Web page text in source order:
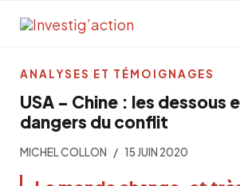
USA – Chine : les dessous
dangers du conflit
MICHEL COLLON 15 JUIN 2020
ANALYSES ET TÉMOIGNAGES